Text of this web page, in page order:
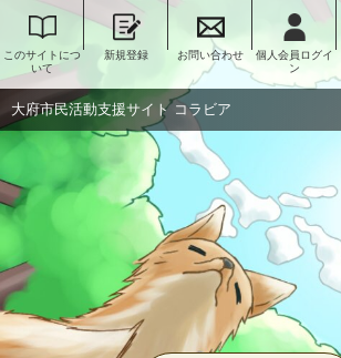
このサイトにつ
いて
新規登録 お問い合わせ
個人会員ログイ
ン
大府市民活動支援サイト コラビア